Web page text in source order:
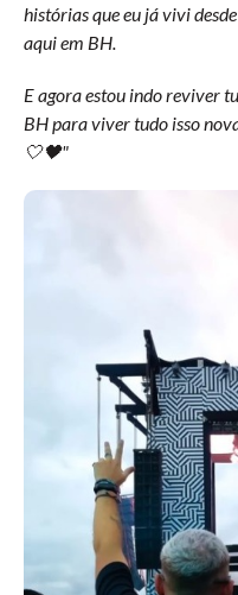
histórias que eu já vivi
aqui em BH.
E agora estou indo reviver
BH para viver tudo isso
🤍🖤"